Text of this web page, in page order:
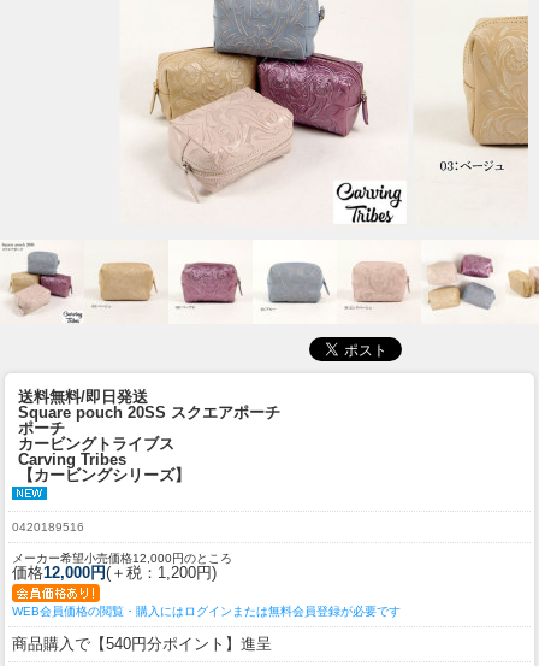
送料無料/即日発送
Square pouch 20SS スクエアポーチ
ポーチ
カービングトライブス
Carving Tribes
【カービングシリーズ】
0420189516
メーカー希望小売価格12,000円のところ
価格12,000円(＋税：1,200円)
WEB会員価格の閲覧・購入にはログインまたは無料会員登録が必要です
商品購入で【540円分ポイント】進呈